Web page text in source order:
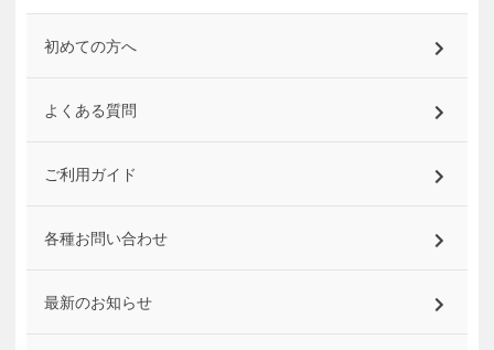
初めての方へ
よくある質問
ご利用ガイド
各種お問い合わせ
最新のお知らせ